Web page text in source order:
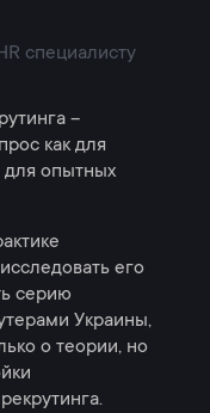
специалисту
–
как для
для опытных
его
серию
Украины,
о теории, но